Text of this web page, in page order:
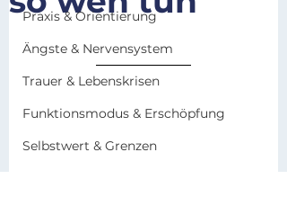
Praxis & Orientierung
Ängste & Nervensystem
Trauer & Lebenskrisen
Funktionsmodus & Erschöpfung
Selbstwert & Grenzen